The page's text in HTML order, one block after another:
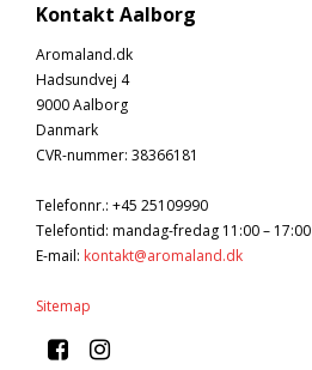
Kontakt Aalborg
Aromaland.dk
Hadsundvej 4
9000 Aalborg
Danmark
CVR-nummer: 38366181
Telefonnr.: +45 25109990
Telefontid: mandag-fredag 11:00 – 17:00
E-mail: kontakt@aromaland.dk
Sitemap